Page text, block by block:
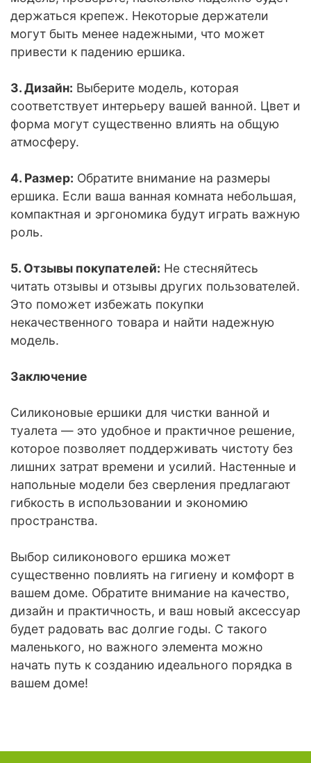
держаться крепеж. Некоторые держатели
могут быть менее надежными, что может
привести к падению ершика.
3. Дизайн: Выберите модель, которая
соответствует интерьеру вашей ванной. Цвет и
форма могут существенно влиять на общую
атмосферу.
4. Размер: Обратите внимание на размеры
ершика. Если ваша ванная комната небольшая,
компактная и эргономика будут играть важную
роль.
5. Отзывы покупателей: Не стесняйтесь
читать отзывы и отзывы других пользователей.
Это поможет избежать покупки
некачественного товара и найти надежную
модель.
Заключение
Силиконовые ершики для чистки ванной и
туалета — это удобное и практичное решение,
которое позволяет поддерживать чистоту без
лишних затрат времени и усилий. Настенные и
напольные модели без сверления предлагают
гибкость в использовании и экономию
пространства.
Выбор силиконового ершика может
существенно повлиять на гигиену и комфорт в
вашем доме. Обратите внимание на качество,
дизайн и практичность, и ваш новый аксессуар
будет радовать вас долгие годы. С такого
маленького, но важного элемента можно
начать путь к созданию идеального порядка в
вашем доме!